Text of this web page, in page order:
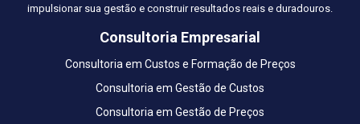
impulsionar sua gestão e construir resultados reais e duradouros.
Consultoria Empresarial
Consultoria em Custos e Formação de Preços
Consultoria em Gestão de Custos
Consultoria em Gestão de Preços